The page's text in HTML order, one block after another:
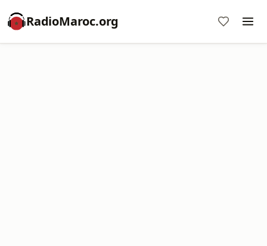
RadioMaroc.org